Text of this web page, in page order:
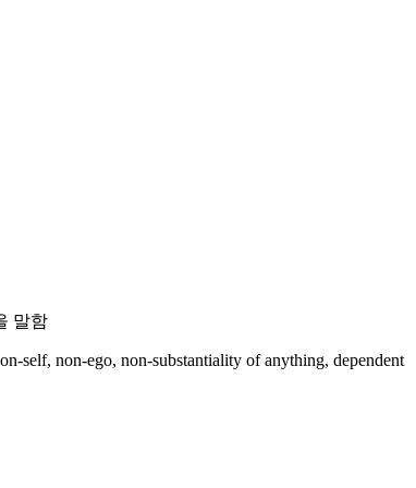
말함
self, non-ego, non-substantiality of anything, dependent